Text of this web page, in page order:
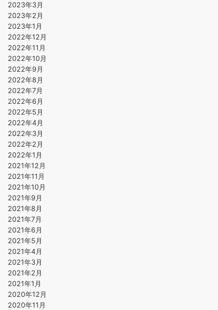
2023年3月
2023年2月
2023年1月
2022年12月
2022年11月
2022年10月
2022年9月
2022年8月
2022年7月
2022年6月
2022年5月
2022年4月
2022年3月
2022年2月
2022年1月
2021年12月
2021年11月
2021年10月
2021年9月
2021年8月
2021年7月
2021年6月
2021年5月
2021年4月
2021年3月
2021年2月
2021年1月
2020年12月
2020年11月